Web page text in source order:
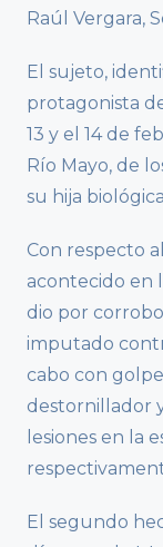
Raúl Vergara,
El sujeto,
protagonista
13 y el 14 de
Río Mayo, de
su hija
Con respecto
acontecido en
dio por
imputado
cabo con
destornillador
lesiones en la
El segundo